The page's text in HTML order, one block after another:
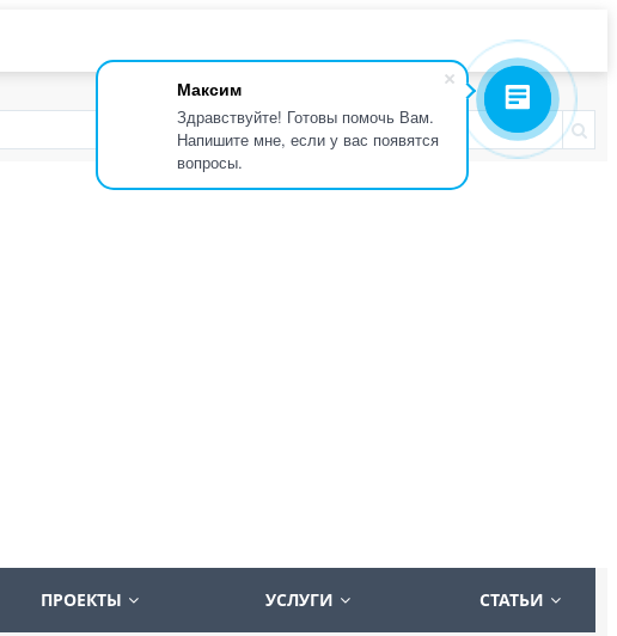
Максим
Здравствуйте! Готовы помочь Вам.
Напишите мне, если у вас появятся
вопросы.
ПРОЕКТЫ УСЛУГИ СТАТЬИ